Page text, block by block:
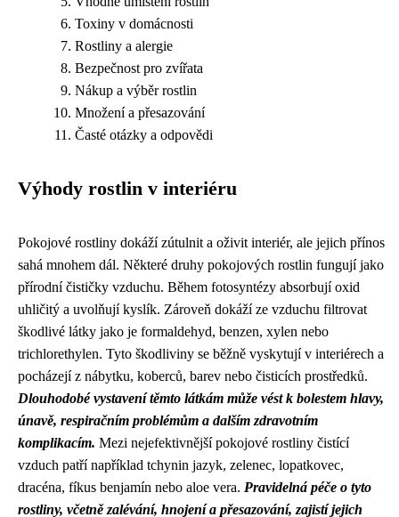
Toxiny v domácnosti
Rostliny a alergie
Bezpečnost pro zvířata
Nákup a výběr rostlin
Množení a přesazování
Časté otázky a odpovědi
Výhody rostlin v interiéru
Pokojové rostliny dokáží zútulnit a oživit interiér, ale jejich přínos
sahá mnohem dál. Některé druhy pokojových rostlin fungují jako
přírodní čističky vzduchu. Během fotosyntézy absorbují oxid
uhličitý a uvolňují kyslík. Zároveň dokáží ze vzduchu filtrovat
škodlivé látky jako je formaldehyd, benzen, xylen nebo
trichlorethylen. Tyto škodliviny se běžně vyskytují v interiérech a
pocházejí z nábytku, koberců, barev nebo čisticích prostředků.
Dlouhodobé vystavení těmto látkám může vést k bolestem hlavy,
únavě, respiračním problémům a dalším zdravotním
komplikacím. Mezi nejefektivnější pokojové rostliny čistící
vzduch patří například tchynin jazyk, zelenec, lopatkovec,
dracéna, fíkus benjamín nebo aloe vera. Pravidelná péče o tyto
rostliny, včetně zalévání, hnojení a přesazování, zajistí jejich